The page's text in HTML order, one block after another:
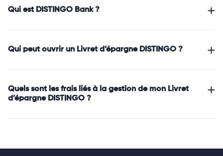
Qui est DISTINGO Bank ?
Qui peut ouvrir un Livret d’épargne DISTINGO ?
Quels sont les frais liés à la gestion de mon Livret
d’épargne DISTINGO ?